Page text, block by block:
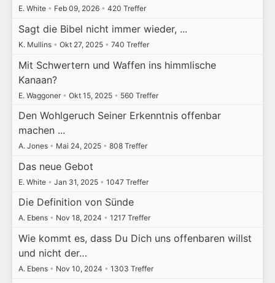
E. White • Feb 09, 2026 • 420 Treffer
Sagt die Bibel nicht immer wieder, ...
K. Mullins • Okt 27, 2025 • 740 Treffer
Mit Schwertern und Waffen ins himmlische
Kanaan?
E. Waggoner • Okt 15, 2025 • 560 Treffer
Den Wohlgeruch Seiner Erkenntnis offenbar
machen ...
A. Jones • Mai 24, 2025 • 808 Treffer
Das neue Gebot
E. White • Jan 31, 2025 • 1047 Treffer
Die Definition von Sünde
A. Ebens • Nov 18, 2024 • 1217 Treffer
Wie kommt es, dass Du Dich uns offenbaren willst
und nicht der…
A. Ebens • Nov 10, 2024 • 1303 Treffer